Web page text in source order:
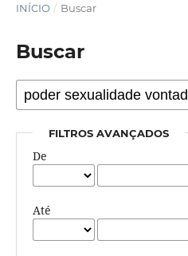
INÍCIO / Buscar
Buscar
FILTROS AVANÇADOS
De
Até